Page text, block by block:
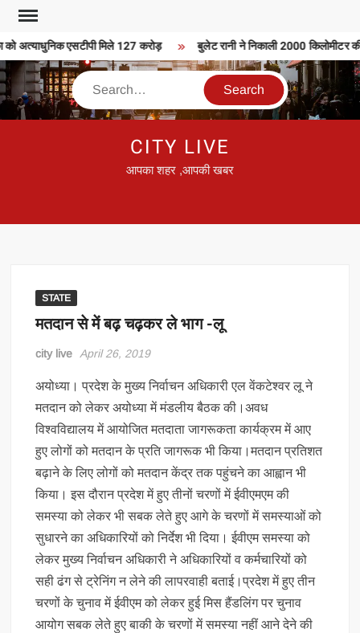
Skip
content
को अत्याधुनिक एसटीपी मिले 127 करोड़ बुलेट रानी ने निकाली 2000 किलोमीटर
Search
CITY LIVE
आपका शहर ,आपकी खबर
STATE
मतदान से में बढ़ चढ़कर ले भाग -लू
city live April 26, 2019
अयोध्या। प्रदेश के मुख्य निर्वाचन अधिकारी एल वेंकटेश्वर लू ने
मतदान को लेकर अयोध्या में मंडलीय बैठक की।अवध
विश्वविद्यालय में आयोजित मतदाता जागरूकता कार्यक्रम में आए
हुए लोगों को मतदान के प्रति जागरूक भी किया।मतदान प्रतिशत
बढ़ाने के लिए लोगों को मतदान केंद्र तक पहुंचने का आह्वान भी
किया। इस दौरान प्रदेश में हुए तीनों चरणों में ईवीएमएम की
समस्या को लेकर भी सबक लेते हुए आगे के चरणों में समस्याओं को
सुधारने का अधिकारियों को निर्देश भी दिया। ईवीएम समस्या को
लेकर मुख्य निर्वाचन अधिकारी ने अधिकारियों व कर्मचारियों को
सही ढंग से ट्रेनिंग न लेने की लापरवाही बताई।प्रदेश में हुए तीन
चरणों के चुनाव में ईवीएम को लेकर हुई मिस हैंडलिंग पर चुनाव
आयोग सबक लेते हुए बाकी के चरणों में समस्या नहीं आने देने की